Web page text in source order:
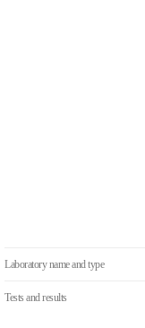
Laboratory name and type
Tests and results